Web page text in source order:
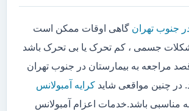
جنوب تهران گاهی اوقات ممکن است
جسمی ، کم تحرک یا بی تحرک باشد
مراجعه به بیمارستان در جنوب تهران
در چنین مواقعی شاید کرایه آمبولانس
مناسبی باشد.خدمات اعزام آمبولانس